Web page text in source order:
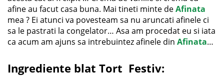
afine au facut casa buna. Mai tineti minte deAfinata
mea ? Ei atunci va povesteam sa nu aruncati afinele ci
sa le pastrati la congelator… Asa am procedat eu si iata
ca acum am ajuns sa intrebuintez afinele din Afinata…
Ingrediente blat Tort Festiv: